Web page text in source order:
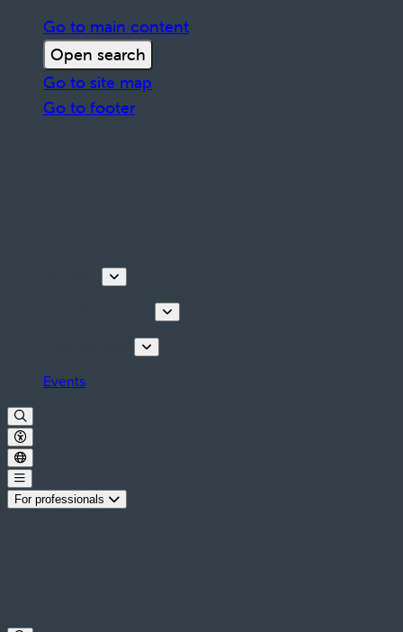
Go to main content
Open search
Go to site map
Go to footer
Events
For professionals